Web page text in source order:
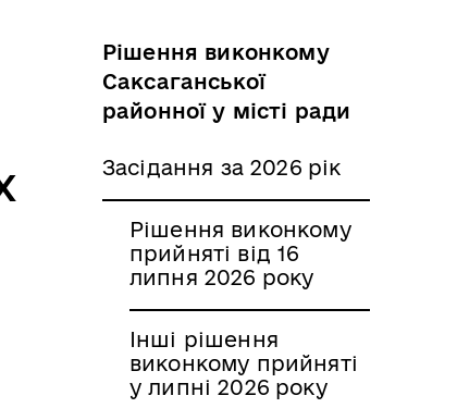
Рішення виконкому
Саксаганської
районної у місті ради
Засідання за 2026 рік
Рішення виконкому
прийняті від 16
липня 2026 року
Інші рішення
виконкому прийняті
у липні 2026 року